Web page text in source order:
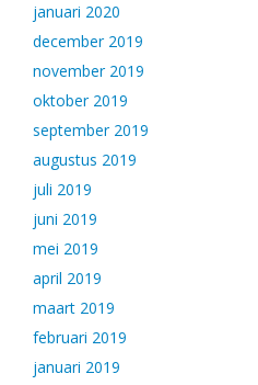
januari 2020
december 2019
november 2019
oktober 2019
september 2019
augustus 2019
juli 2019
juni 2019
mei 2019
april 2019
maart 2019
februari 2019
januari 2019